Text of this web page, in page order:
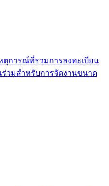
ตุการณ์ที่รวมการลงทะเบียน
ร่วมสำหรับการจัดงานขนาด